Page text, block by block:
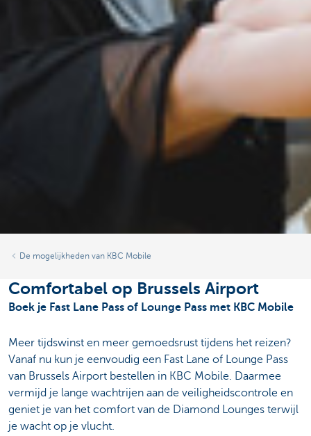
De mogelijkheden van KBC Mobile
Comfortabel op Brussels Airport
Boek je Fast Lane Pass of Lounge Pass met KBC Mobile
Meer tijdswinst en meer gemoedsrust tijdens het reizen?
Vanaf nu kun je eenvoudig een Fast Lane of Lounge Pass
van Brussels Airport bestellen in KBC Mobile. Daarmee
vermijd je lange wachtrijen aan de veiligheidscontrole en
geniet je van het comfort van de Diamond Lounges terwijl
je wacht op je vlucht.